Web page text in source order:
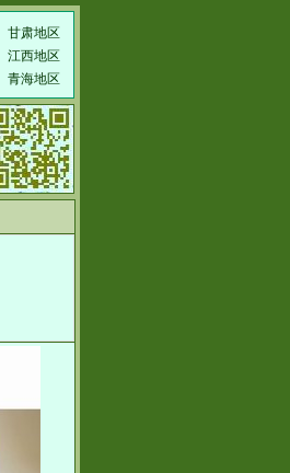
甘肃地区
江西地区
青海地区